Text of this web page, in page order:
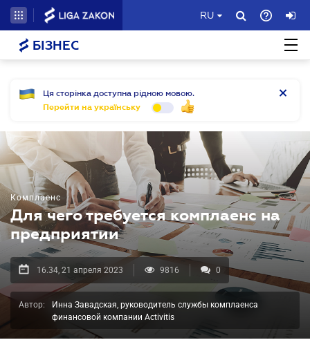
RU
БІЗНЕС
Ця сторінка доступна рідною мовою.
Перейти на українську
Комплаенс
Для чего требуется комплаенс на
предприятии
16.34, 21 апреля 2023 9816 0
Автор:
Инна Завадская, руководитель службы комплаенса
финансовой компании Activitis